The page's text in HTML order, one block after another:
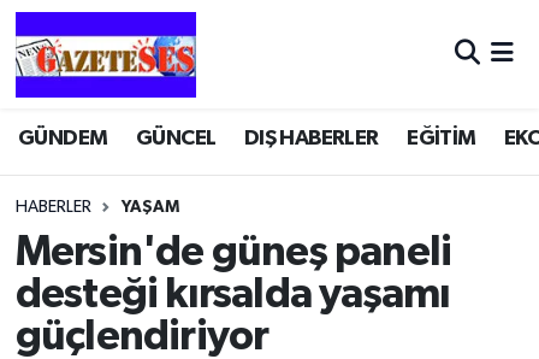
GÜNDEM GÜNCEL DIŞ HABERLER EĞİTİM
HABERLER YAŞAM
Mersin'de güneş paneli
desteği kırsalda yaşamı
güçlendiriyor